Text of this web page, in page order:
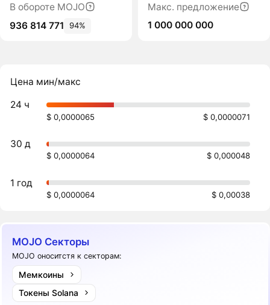
В обороте MOJO
936 814 771
94%
Макс. предложение
1 000 000 000
Цена мин/макс
24 ч
$ 0,0000065 $ 0,0000071
30 д
$ 0,0000064 $ 0,000048
1 год
$ 0,0000064 $ 0,00038
MOJO Секторы
MOJO оноситстя к секторам:
Мемкоины
Токены Solana